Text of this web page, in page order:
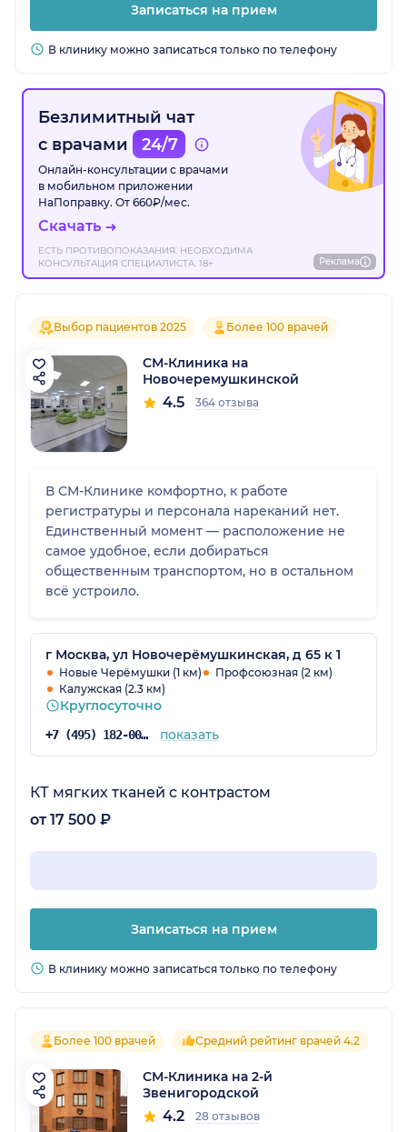
Записаться на прием
В клинику можно записаться только по телефону
Безлимитный чат
с врачами
24/7
Онлайн-консультации с врачами
в мобильном приложении
НаПоправку. От 660₽/мес.
Скачать
ЕСТЬ ПРОТИВОПОКАЗАНИЯ. НЕОБХОДИМА
КОНСУЛЬТАЦИЯ СПЕЦИАЛИСТА. 18+
Реклама
Выбор пациентов 2025 Более 100 врачей
СМ-Клиника на
Новочеремушкинской
4.5 364 отзыва
В СМ-Клинике комфортно, к работе
регистратуры и персонала нареканий нет.
Единственный момент — расположение не
самое удобное, если добираться
общественным транспортом, но в остальном
всё устроило.
г Москва, ул Новочерёмушкинская, д 65 к 1
Новые Черёмушки (1 км)
Профсоюзная (2 км)
Калужская (2.3 км)
Круглосуточно
+7 (495) 182-00-85 показать
КТ мягких тканей с контрастом
от 17 500 ₽
Записаться на прием
В клинику можно записаться только по телефону
Более 100 врачей Средний рейтинг врачей 4.2
СМ-Клиника на 2-й
Звенигородской
4.2 28 отзывов